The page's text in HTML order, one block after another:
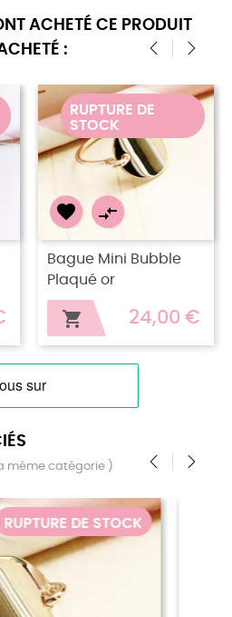
ACHETÉ CE PRODUIT
:
RUPTURE DE
STOCK
 
Bague Mini Bubble
Plaqué or
 24,00 €
‹ ›
même catégorie )
RUPTURE DE STOCK
‹